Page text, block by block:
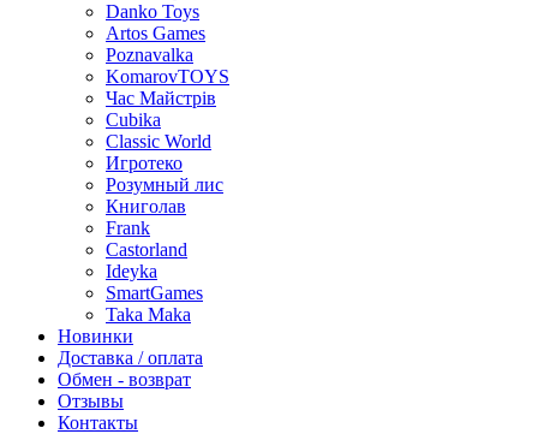
Danko Toys
Artos Games
Poznavalka
KomarovTOYS
Час Майстрів
Cubika
Classic World
Игротеко
Розумный лис
Книголав
Frank
Castorland
Ideyka
SmartGames
Taka Maka
Новинки
Доставка / оплата
Обмен - возврат
Отзывы
Контакты